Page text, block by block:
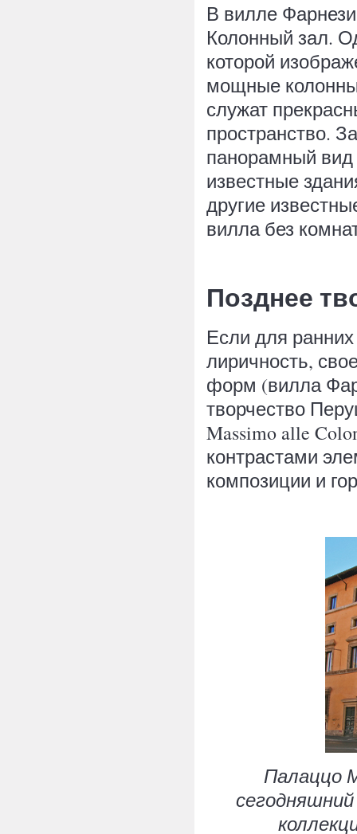
В вилле
Колонный зал.
которой
мощные
служат
пространство.
панорамный
известные
другие
вилла без
Позднее
Если для
лиричность,
форм (вилла
творчество
Massimo alle
контрастами
композиции и
Палаццо